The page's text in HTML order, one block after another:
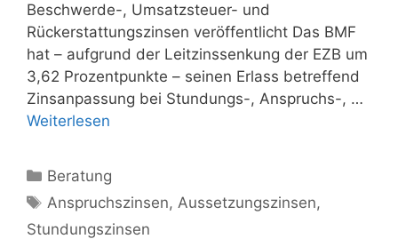
Beschwerde-, Umsatzsteuer- und
Rückerstattungszinsen veröffentlicht Das BMF
hat – aufgrund der Leitzinssenkung der EZB um
3,62 Prozentpunkte – seinen Erlass betreffend
Zinsanpassung bei Stundungs-, Anspruchs-, …
Weiterlesen
Kategorien
Beratung
Schlagwörter
Anspruchszinsen,Aussetzungszinsen,
Stundungszinsen